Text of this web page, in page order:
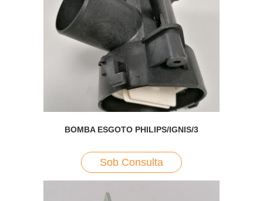
BOMBA ESGOTO PHILIPS/IGNIS/3
Sob Consulta